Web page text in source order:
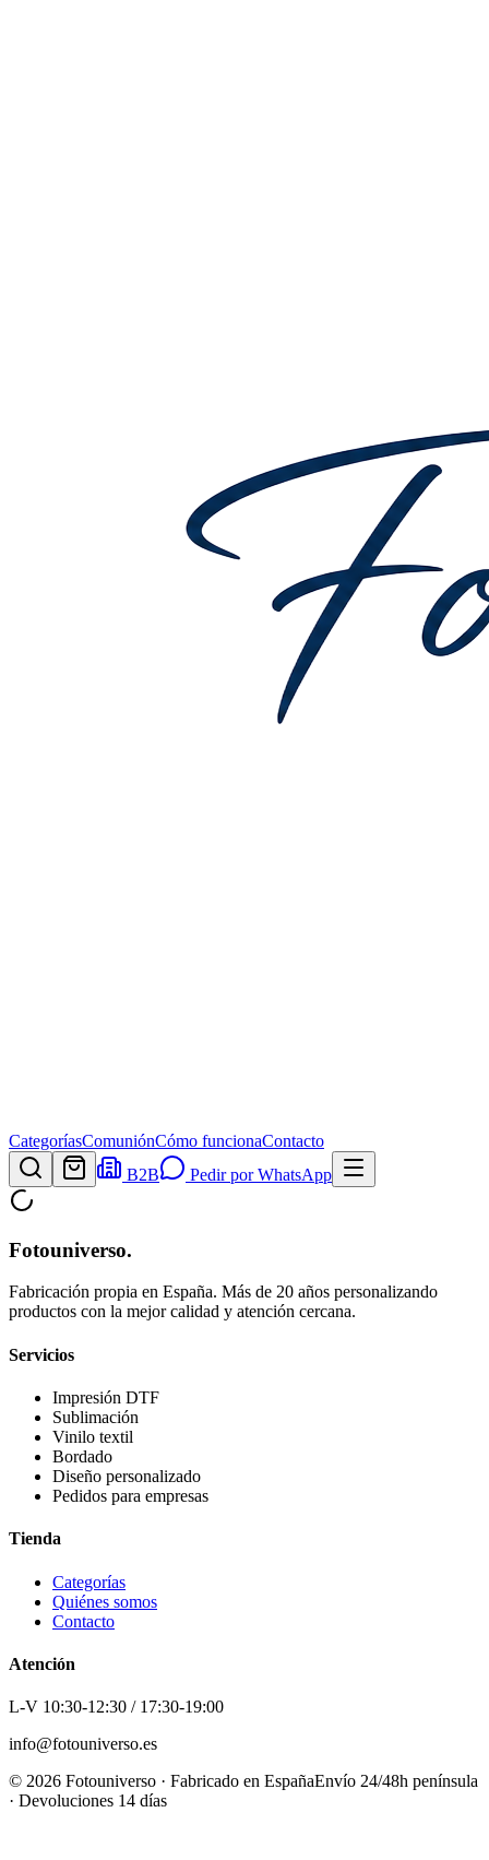
CategoríasComuniónCómo funcionaContacto
B2B
Pedir por WhatsApp
Fotouniverso.
Fabricación propia en España. Más de 20 años personalizando
productos con la mejor calidad y atención cercana.
Servicios
Impresión DTF
Sublimación
Vinilo textil
Bordado
Diseño personalizado
Pedidos para empresas
Tienda
Categorías
Quiénes somos
Contacto
Atención
L-V 10:30-12:30 / 17:30-19:00
info@fotouniverso.es
© 2026 Fotouniverso · Fabricado en EspañaEnvío 24/48h península
· Devoluciones 14 días